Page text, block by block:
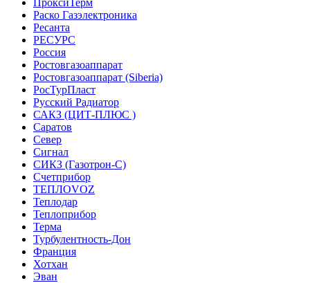
ПроксиТерм
Раско Газэлектроника
Ресанта
РЕСУРС
Россия
Ростовгазоаппарат
Ростовгазоаппарат (Siberia)
РосТурПласт
Русский Радиатор
САКЗ (ЦИТ-ПЛЮС )
Саратов
Север
Сигнал
СИКЗ (Газотрон-С)
Счетприбор
ТЕПЛОVOZ
Теплодар
Теплоприбор
Терма
Турбулентность-Дон
Франция
Хотхан
Эван